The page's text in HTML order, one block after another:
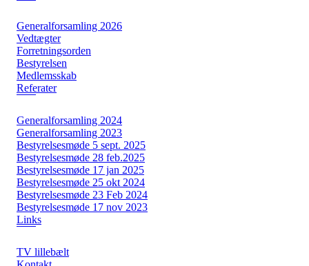
Generalforsamling 2026
Vedtægter
Forretningsorden
Bestyrelsen
Medlemsskab
Referater
Generalforsamling 2024
Generalforsamling 2023
Bestyrelsesmøde 5 sept. 2025
Bestyrelsesmøde 28 feb.2025
Bestyrelsesmøde 17 jan 2025
Bestyrelsesmøde 25 okt 2024
Bestyrelsesmøde 23 Feb 2024
Bestyrelsesmøde 17 nov 2023
Links
TV lillebælt